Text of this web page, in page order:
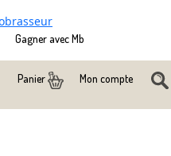
Gagner avec Mb
Panier Mon compte